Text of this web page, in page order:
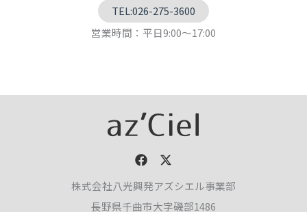
TEL:026-275-3600
営業時間：平日9:00～17:00
株式会社八光興発アズシエル事業部
長野県千曲市大字磯部1486